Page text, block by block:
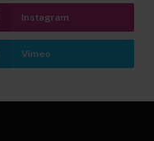
Instagram
Vimeo